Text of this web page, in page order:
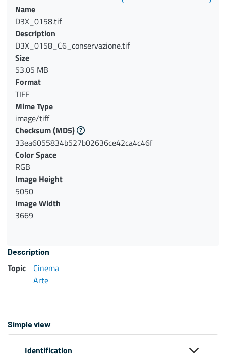
Name
D3X_0158.tif
Description
D3X_0158_C6_conservazione.tif
Size
53.05 MB
Format
TIFF
Mime Type
image/tiff
Checksum(MD5)
33ea6055834b527b02636ce42ca4c46f
Color Space
RGB
Image Height
5050
Image Width
3669
Description
Topic
Cinema
Arte
Simple view
Identification